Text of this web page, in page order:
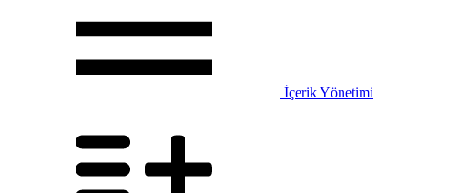
İçerik Yönetimi